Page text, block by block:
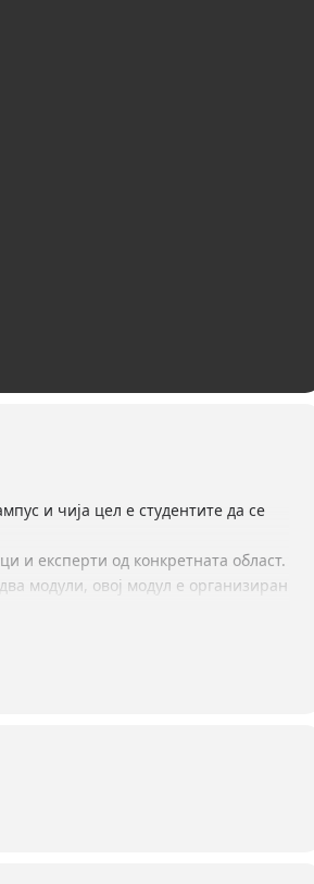
и чија цел е студентите да се
и експерти од конкретната област.
модули, овој модул е организиран